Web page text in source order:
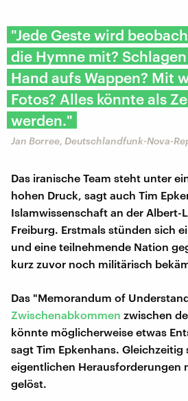
"Jede Geste wird
die Hymne mit?
Hand aufs Wappen? Mit
Fotos? Alles könnte als
werden."
Jan Borree, Deutschlandfunk-Nova-
Das iranische Team steht unter
hohen Druck, sagt auch Tim
Islamwissenschaft an der Albert-
Freiburg. Erstmals stünden sich
und eine teilnehmende Nation
kurz zuvor noch militärisch
Das "Memorandum of
Zwischenabkommen zwischen
könnte möglicherweise etwas
sagt Tim Epkenhans. Gleichzeitig
eigentlichen Herausforderungen
gelöst.